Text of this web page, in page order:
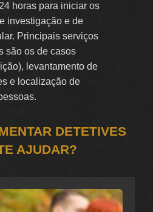
horas para iniciar os
investigação e de
Principais serviços
são os de casos
levantamento de
e localização de
DETETIVES
AJUDAR?